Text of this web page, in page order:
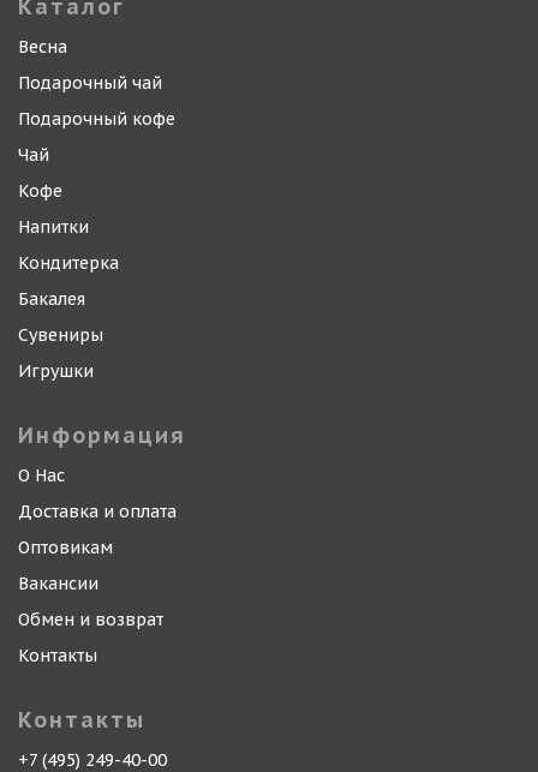
Каталог
Весна
Подарочный чай
Подарочный кофе
Чай
Кофе
Напитки
Кондитерка
Бакалея
Сувениры
Игрушки
Информация
О Нас
Доставка и оплата
Оптовикам
Вакансии
Обмен и возврат
Контакты
Контакты
+7 (495) 249-40-00